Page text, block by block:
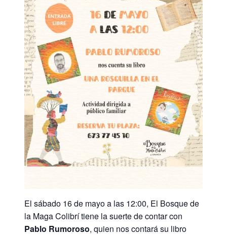
El sábado 16 de mayo a las 12:00, El Bosque de
la Maga Colibrí tiene la suerte de contar con
Pablo Rumoroso, quien nos contará su libro